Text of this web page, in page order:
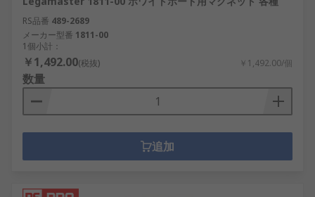
RS品番 489-2689
メーカー型番 1811-00
1個小計：
￥1,492.00(税抜) ￥1,492.00/個
数量
追加